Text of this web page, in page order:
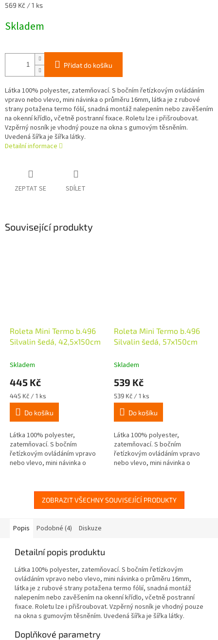
Měrná
569 Kč / 1 ks
Skladem
Přidat do košíku
Látka 100% polyester, zatemňovací. S bočním řetízkovým ovládáním
vpravo nebo vlevo, mini návinka o průměru 16mm, látka je z rubové
strany potažena termo fólií, snadná montáž nalepením nebo zavěšením
na okenní křídlo, včetně postranní fixace. Roletu lze i přišroubovat.
Vzpěrný nosník je vhodný pouze na okna s gumovým těsněním.
Uvedená šířka je šířka látky.
Detailní informace
ZEPTAT SE SDÍLET
Související produkty
Roleta Mini Termo b.496
Silvalin šedá, 42,5x150cm
Skladem
445 Kč
Měrná
cena:
445 Kč / 1 ks
Do košíku
Látka 100% polyester,
zatemňovací. S bočním
řetízkovým ovládáním vpravo
nebo vlevo, mini návinka o
fólií, snadná montáž...
Roleta Mini Termo b.496
Silvalin šedá, 57x150cm
Skladem
539 Kč
Měrná
cena:
539 Kč / 1 ks
Do košíku
Látka 100% polyester,
zatemňovací. S bočním
řetízkovým ovládáním vpravo
nebo vlevo, mini návinka o
fólií, snadná montáž...
ZOBRAZIT VŠECHNY SOUVISEJÍCÍ PRODUKTY
Popis Podobné (4) Diskuze
Detailní popis produktu
Látka 100% polyester, zatemňovací. S bočním řetízkovým
ovládáním vpravo nebo vlevo, mini návinka o průměru 16mm,
látka je z rubové strany potažena termo fólií, snadná montáž
nalepením nebo zavěšením na okenní křídlo, včetně postranní
fixace. Roletu lze i přišroubovat. Vzpěrný nosník je vhodný pouze
na okna s gumovým těsněním. Uvedená šířka je šířka látky.
Doplňkové parametry